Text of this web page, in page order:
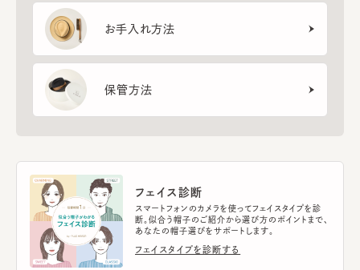
お手入れ方法
保管方法
フェイス診断
スマートフォンのカメラを使ってフェイスタイプを診
断。似合う帽子のご紹介から選び方のポイントまで、
あなたの帽子選びをサポートします。
フェイスタイプを診断する